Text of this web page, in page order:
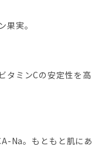
果実。
タミンCの安定性を高
Na。もともと肌にあ